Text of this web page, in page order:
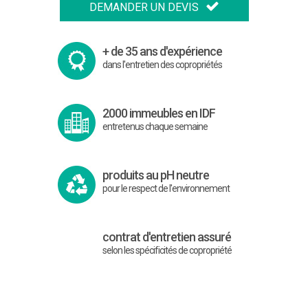
DEMANDER UN DEVIS
+ de 35 ans d'expérience
dans l'entretien des copropriétés
2000 immeubles en IDF
entretenus chaque semaine
produits au pH neutre
pour le respect de l'environnement
contrat d'entretien assuré
selon les spécificités de copropriété